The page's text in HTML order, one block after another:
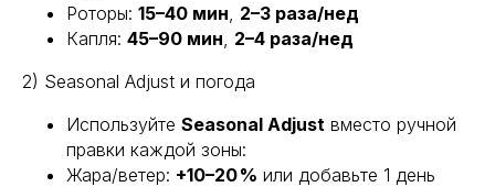
Роторы: 15–40 мин, 2–3 раза/нед
Капля: 45–90 мин, 2–4 раза/нед
2) Seasonal Adjust и погода
Используйте Seasonal Adjust вместо ручной
правки каждой зоны:
Жара/ветер: +10–20 % или добавьте 1 день